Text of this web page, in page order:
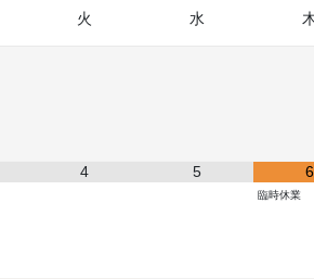
火 水
4 5 6
臨時休業